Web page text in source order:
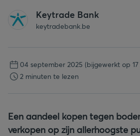
Keytrade Bank
keytradebank.be
04 september 2025 (bijgewerkt op
2 minuten te lezen
Een aandeel kopen tegen
verkopen op zijn allerhoogste